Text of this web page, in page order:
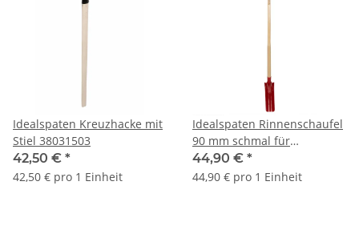
Idealspaten Kreuzhacke mit
Stiel 38031503
42,50 € *
42,50 € pro 1 Einheit
Idealspaten Rinnenschaufel
90 mm schmal für
Grabarbeiten | 04130102
44,90 € *
44,90 € pro 1 Einheit